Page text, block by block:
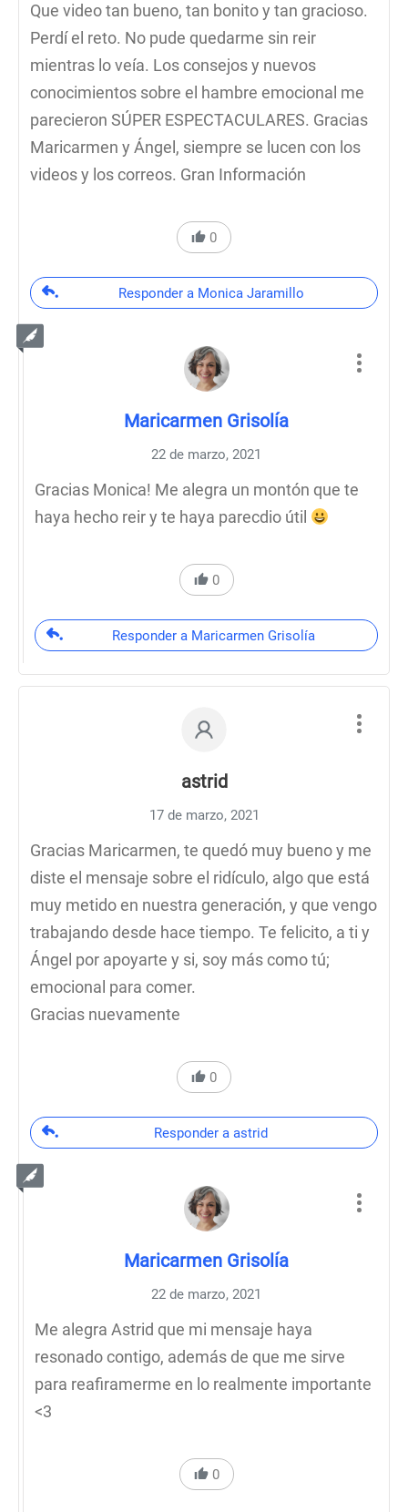
Que video tan bueno, tan bonito y tan gracioso.
Perdí el reto. No pude quedarme sin reir
mientras lo veía. Los consejos y nuevos
conocimientos sobre el hambre emocional me
parecieron SÚPER ESPECTACULARES. Gracias
Maricarmen y Ángel, siempre se lucen con los
videos y los correos. Gran Información
0
Responder a Monica Jaramillo
Maricarmen Grisolía
22 de marzo, 2021
Gracias Monica! Me alegra un montón que te
haya hecho reir y te haya parecdio útil
0
Responder a Maricarmen Grisolía
astrid
17 de marzo, 2021
Gracias Maricarmen, te quedó muy bueno y me
diste el mensaje sobre el ridículo, algo que está
muy metido en nuestra generación, y que vengo
trabajando desde hace tiempo. Te felicito, a ti y
Ángel por apoyarte y si, soy más como tú;
emocional para comer.
Gracias nuevamente
0
Responder a astrid
Maricarmen Grisolía
22 de marzo, 2021
Me alegra Astrid que mi mensaje haya
resonado contigo, además de que me sirve
para reafiramerme en lo realmente importante
<3
0